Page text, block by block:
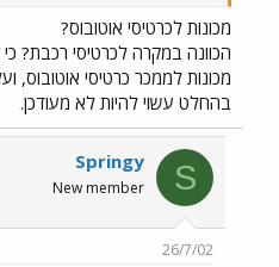
מכונות לכרטיסי אוטובוס?
הכוונה במקרה לכרטיסי רכבת?
מכונות לממכר כרטיסי אוטובוס,
בהחלט עשוי להיות לא מעודכן.
S
Springy
New member
26/7/02